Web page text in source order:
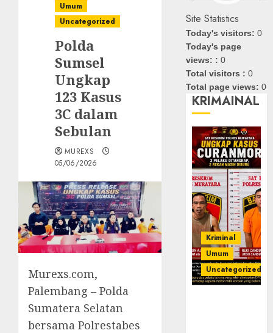
Umum
Uncategorized
Polda
Sumsel
Ungkap
123 Kasus
3C dalam
Sebulan
MUREXS
05/06/2026
Murexs.com,
Palembang – Polda
Sumatera Selatan
bersama Polrestabes
Site Statistics
Today's visitors:0
Today's page
views: :0
Total visitors :0
Total page views:0
KRIMAINAL
Kriminal
Umum
Uncategorized